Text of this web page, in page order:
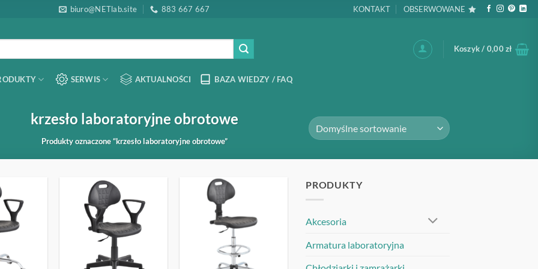
biuro@NETlab.site 883 667 667 KONTAKT OBSERWOWANE
Koszyk / 0,00zł
SERWIS AKTUALNOŚCI BAZA WIEDZY / FAQ
krzesło laboratoryjne obrotowe
Produkty oznaczone “krzesło laboratoryjne obrotowe”
OBSERWUJ OBSERWUJ
PRODUKTY
Akcesoria
Armatura laboratoryjna